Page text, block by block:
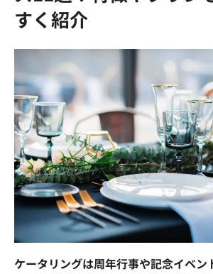
キングオブラスベガス
チームビルディングクルーズ
オンライン社内イベントプロデュース
ビジメシランチボックス
春のイベント企画
夏のイベント企画
秋のイベント企画
ファミリーイベント企画
周年イベント企画
社員交流イベント企画
企業パーティプロデュース
まずは内容を見たい
資料をダウンロード
一度話を聞いてみたい
無料で相談する
閉じる
すく紹介
ケータリングは周年行事や記念イベン